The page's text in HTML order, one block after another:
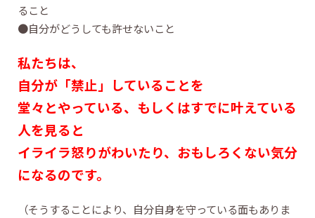
ること
●自分がどうしても許せないこと
私たちは、
自分が「禁止」していることを
堂々とやっている、もしくはすでに叶えている
人を見ると
イライラ怒りがわいたり、おもしろくない気分
になるのです。
（そうすることにより、自分自身を守っている面もありま